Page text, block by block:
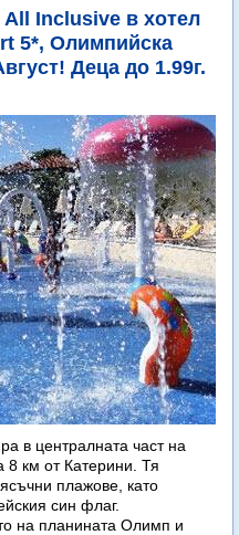
Inclusive в хотел
5*, Олимпийска
Деца до 1.99г.
в централната част на
8 км от Катерини. Тя
плажове, като
син флаг.
на планината Олимп и